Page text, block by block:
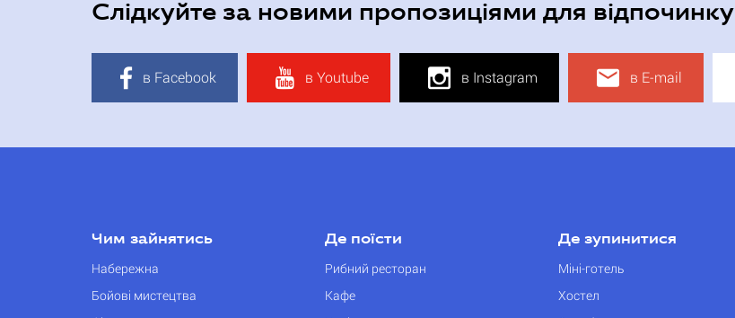
Слідкуйте за новими пропозиціями для відпочинку
в Facebook в Youtube в Instagram в E-mail
Чим зайнятись
Набережна
Бойові мистецтва
Де поїсти
Рибний ресторан
Кафе
Де зупинитися
Міні-готель
Хостел